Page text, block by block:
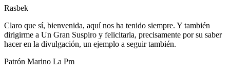
Rasbek
Claro que sí, bienvenida, aquí nos ha tenido siempre. Y también
dirigirme a Un Gran Suspiro y felicitarla, precisamente por su saber
hacer en la divulgación, un ejemplo a seguir también.
Patrón Marino La Pm